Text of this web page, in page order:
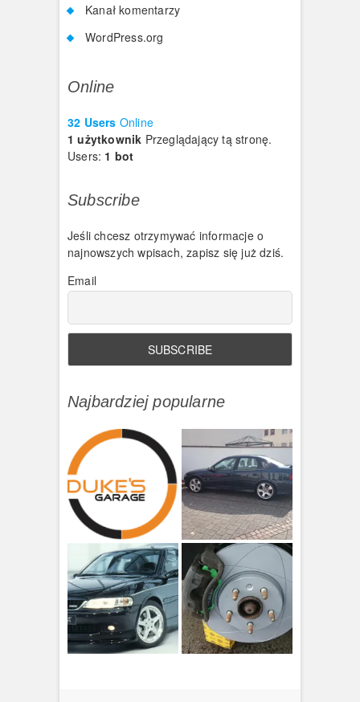
Kanał komentarzy
WordPress.org
Online
32 Users Online
1 użytkownik Przeglądający tą stronę.
Users: 1 bot
Subscribe
Jeśli chcesz otrzymywać informacje o
najnowszych wpisach, zapisz się już dziś.
Email
Najbardziej popularne